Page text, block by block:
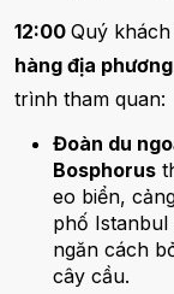
12:00 Quý
hàng địa phương
trình tham quan:
Đoàn du
Bosphorus
eo biển,
phố
ngăn cách
cây cầu.